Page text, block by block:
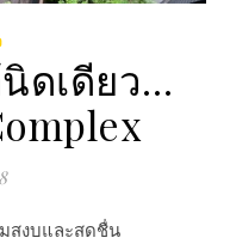
ดเดียว…
มสงบและสดชื่น